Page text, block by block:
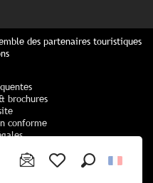
des partenaires touristiques
brochures
conforme